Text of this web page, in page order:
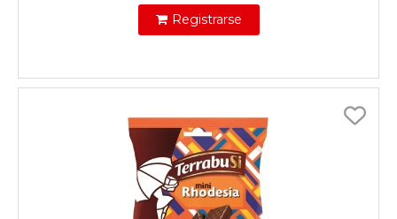
Registrarse